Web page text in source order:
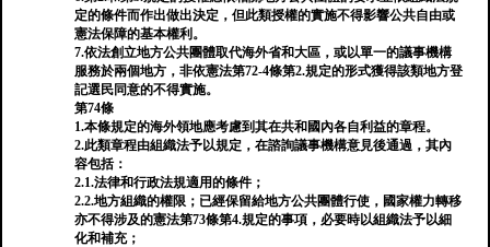
定的條件而作出做出決定，但此類授權的實施不得影響公共自由或
憲法保障的基本權利。
7.依法創立地方公共團體取代海外省和大區，或以單一的議事機構
服務於兩個地方，非依憲法第72-4條第2.規定的形式獲得該類地方登
記選民同意的不得實施。
第74條
1.本條規定的海外領地應考慮到其在共和國內各自利益的章程。
2.此類章程由組織法予以規定，在諮詢議事機構意見後通過，其內
容包括：
2.1.法律和行政法規適用的條件；
2.2.地方組織的權限；已經保留給地方公共團體行使，國家權力轉移
亦不得涉及的憲法第73條第4.規定的事項，必要時以組織法予以細
化和補充；